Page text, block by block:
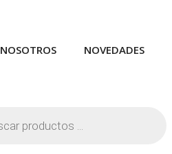
NOSOTROS NOVEDADES